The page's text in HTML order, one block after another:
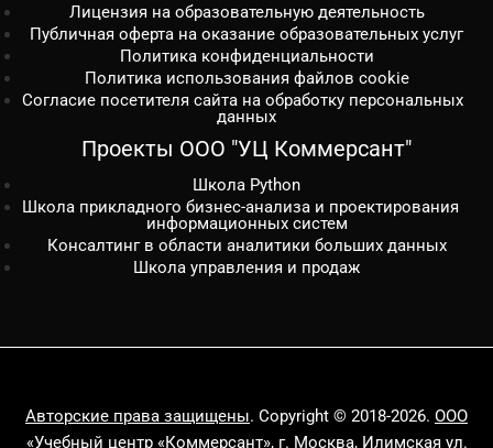
Лицензия на образовательную деятельность
Публичная оферта на оказание образовательных услуг
Политика конфиденциальности
Политика использования файлов cookie
Согласие посетителя сайта на обработку персональных
данных
Проекты ООО "УЦ Коммерсант"
Школа Python
Школа прикладного бизнес-анализа и проектирования
информационных систем
Консалтинг в области аналитики больших данных
Школа управления и продаж
Авторские права защищены. Copyright © 2018-2026. ООО
«Учебный центр «Коммерсант», г. Москва, Илимская ул.